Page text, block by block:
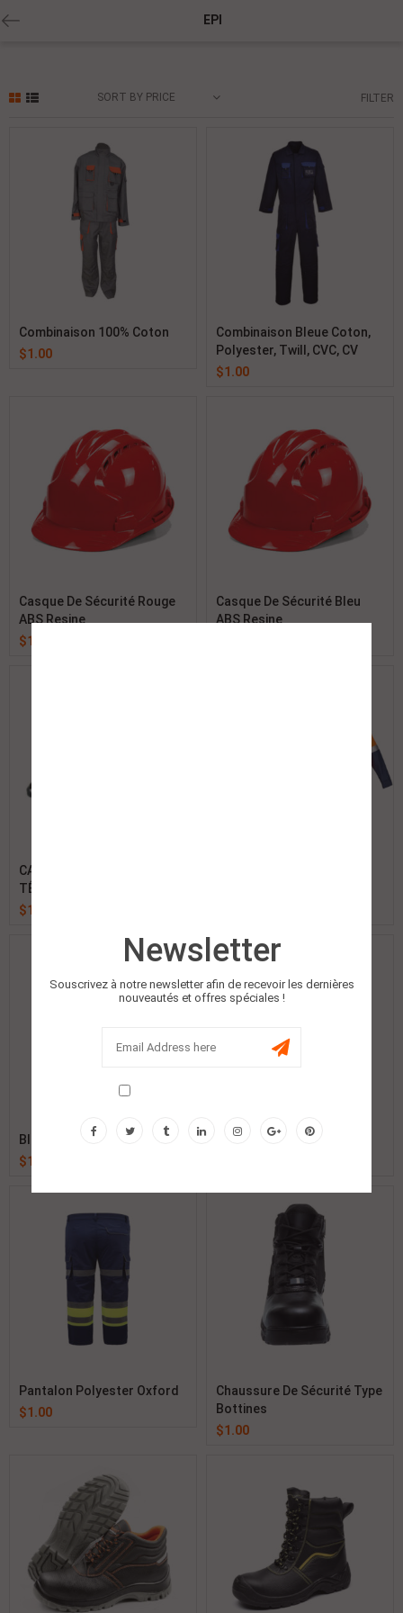
EPI
SORT BY PRICE FILTER
Combinaison 100% Coton
$1.00
Combinaison Bleue Coton,
Polyester, Twill, CVC, CV
$1.00
Casque De Sécurité Rouge
ABS Resine
$1.00
Casque De Sécurité Bleu
ABS Resine
CASQUE DE SÉCURITÉ AVEC
TÊTE LAMPE LED
$1.00
Blouson Doux Coton
$1.00
Pantalon Coton
Pantalon Polyester Oxford
$1.00
Chaussure De Sécurité Type
Bottines
$1.00
Newsletter
Souscrivez à notre newsletter afin de recevoir les dernières
nouveautés et offres spéciales !